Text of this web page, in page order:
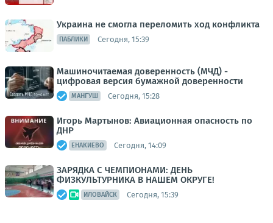
Украина не смогла переломить ход конфликта
ПАБЛИКИ Сегодня, 15:39
Машиночитаемая доверенность (МЧД) -
цифровая версия бумажной доверенности
МАНГУШ Сегодня, 15:28
Игорь Мартынов: Авиационная опасность по
ДНР
ЕНАКИЕВО Сегодня, 14:09
ЗАРЯДКА С ЧЕМПИОНАМИ: ДЕНЬ
ФИЗКУЛЬТУРНИКА В НАШЕМ ОКРУГЕ!
ИЛОВАЙСК Сегодня, 15:39